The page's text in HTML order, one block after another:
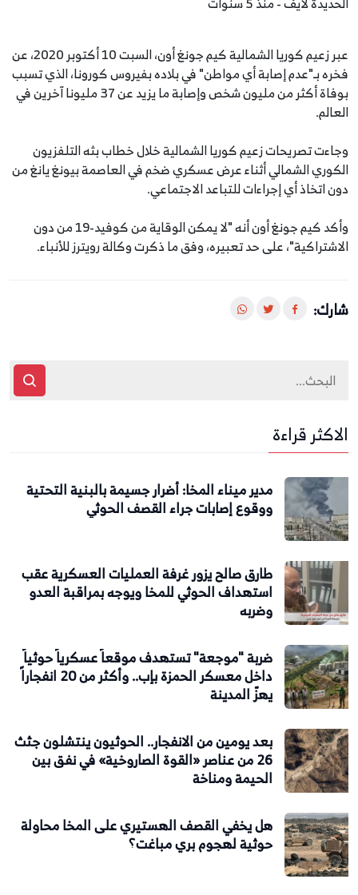
عبر زعيم كوريا الشمالية كيم جونغ أون، السبت 10 أكتوبر 2020، عن
فخره بـ"عدم إصابة أي مواطن" في بلاده بفيروس كورونا، الذي تسبب
بوفاة أكثر من مليون شخص وإصابة ما يزيد عن 37 مليونا آخرين في
العالم.
وجاءت تصريحات زعيم كوريا الشمالية خلال خطاب بثه التلفزيون
الكوري الشمالي أثناء عرض عسكري ضخم في العاصمة بيونغ يانغ من
دون اتخاذ أي إجراءات للتباعد الاجتماعي.
وأكد كيم جونغ أون أنه "لا يمكن الوقاية من كوفيد-19 من دون
الاشتراكية"، على حد تعبيره، وفق ما ذكرت وكالة رويترز للأنباء.
شارك:
الاكثر قراءة
مدير ميناء المخا: أضرار جسيمة بالبنية التحتية
ووقوع إصابات جراء القصف الحوثي
طارق صالح يزور غرفة العمليات العسكرية عقب
استهداف الحوثي للمخا ويوجه بمراقبة العدو
وضربه
ضربة "موجعة" تستهدف موقعاً عسكرياً حوثياً
داخل معسكر الحمزة بإب.. وأكثر من 20 انفجاراً
يهزّ المدينة
بعد يومين من الانفجار.. الحوثيون ينتشلون جثث
26 من عناصر «القوة الصاروخية» في نفق بين
الحيمة ومناخة
هل يخفي القصف الهستيري على المخا محاولة
حوثية لهجوم بري مباغت؟